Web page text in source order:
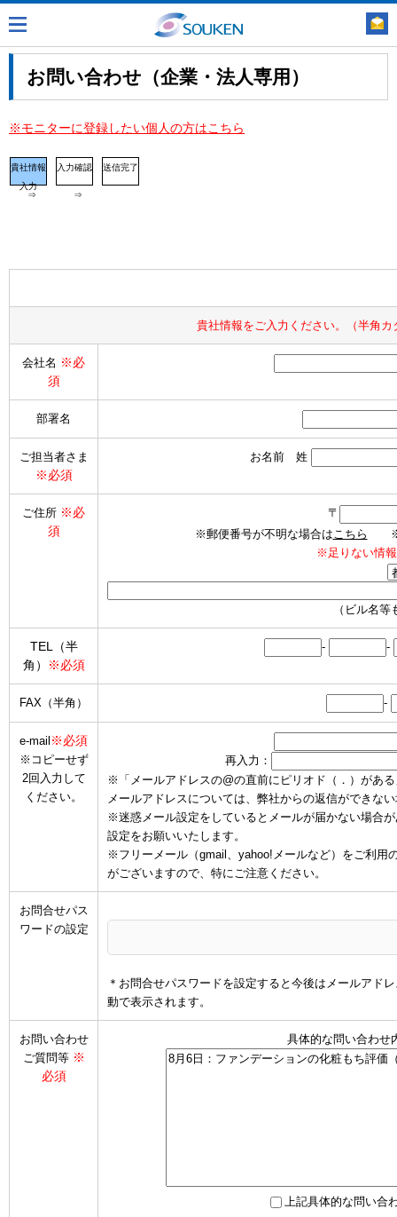
お問い合わせ（企業・法人専用）
※モニターに登録したい個人の方はこちら
貴社情報
入力
⇒
入力確認
⇒
送信完了
貴社情報をご入力ください。（半角
会社名 ※必
須
部署名
ご担当者さま
※必須
お名前 姓
ご住所 ※必
須
〒
※郵便番号が不明な場合はこちら ※海
※足りない情
（ビル名
TEL（半
角）
※必須
- -
FAX（半角） -
e-mail ※必須
※コピーせず
2回入力して
ください。
再入力：
※「メールアドレスの@の直前にピリオド（．）があ
メールアドレスについては、弊社からの返信ができな
※迷惑メール設定をしているとメールが届かない場合
設定をお願いいたします。
※フリーメール（gmail、yahoo!メールなど）をご利用
がございますので、特にご注意ください。
お問合せパス
ワードの設定
＊お問合せパスワードを設定すると今後はメールアド
動で表示されます。
お問い合わせ
ご質問等 ※
必須
具体的な問い合わせ
上記具体的な問い合